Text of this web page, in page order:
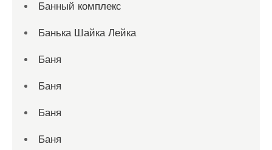
Банный комплекс
Банька Шайка Лейка
Баня
Баня
Баня
Баня